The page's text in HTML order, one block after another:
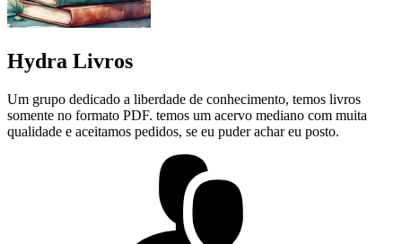
Hydra Livros
Um grupo dedicado a liberdade de conhecimento, temos livros
somente no formato PDF. temos um acervo mediano com muita
qualidade e aceitamos pedidos, se eu puder achar eu posto.